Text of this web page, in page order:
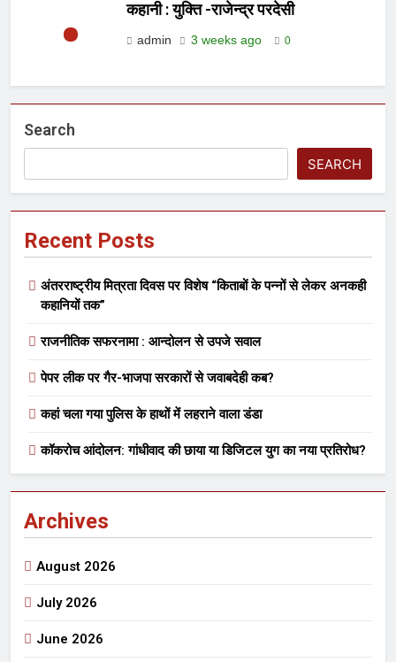
कहानी : युक्ति -राजेन्द्र परदेसी
admin 3 weeks ago 0
Search
SEARCH
Recent Posts
अंतरराष्ट्रीय मित्रता दिवस पर विशेष “किताबों के पन्नों से लेकर अनकही
कहानियों तक”
राजनीतिक सफरनामा : आन्दोलन से उपजे सवाल
पेपर लीक पर गैर-भाजपा सरकारों से जवाबदेही कब?
कहां चला गया पुलिस के हाथों में लहराने वाला डंडा
कॉकरोच आंदोलन: गांधीवाद की छाया या डिजिटल युग का नया प्रतिरोध?
Archives
August 2026
July 2026
June 2026